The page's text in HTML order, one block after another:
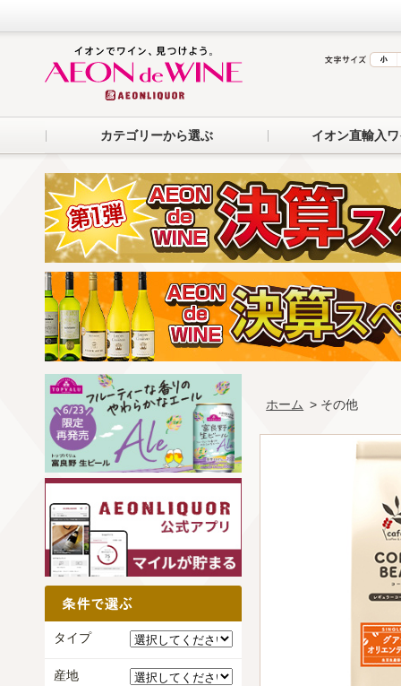
カテゴリーから選ぶ イオン直輸入
ホーム > その他
タイプ
産地